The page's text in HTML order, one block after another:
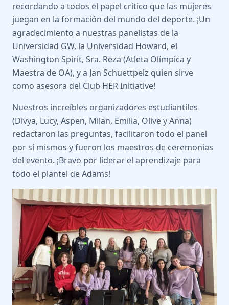
recordando a todos el papel crítico que las mujeres
juegan en la formación del mundo del deporte. ¡Un
agradecimiento a nuestras panelistas de la
Universidad GW, la Universidad Howard, el
Washington Spirit, Sra. Reza (Atleta Olímpica y
Maestra de OA), y a Jan Schuettpelz quien sirve
como asesora del Club HER Initiative!
Nuestros increíbles organizadores estudiantiles
(Divya, Lucy, Aspen, Milan, Emilia, Olive y Anna)
redactaron las preguntas, facilitaron todo el panel
por sí mismos y fueron los maestros de ceremonias
del evento. ¡Bravo por liderar el aprendizaje para
todo el plantel de Adams!